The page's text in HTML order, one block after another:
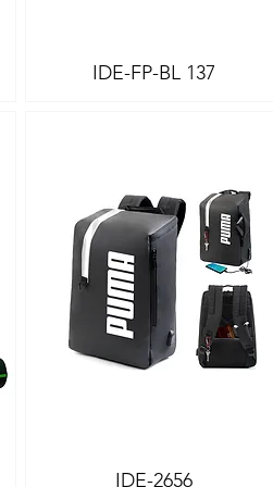
Vista rápida
IDE-FP-BL 137
Vista rápida
IDE-2656